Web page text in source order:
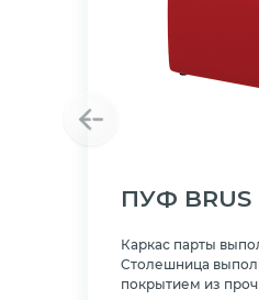
ПУФ BRUS
Каркас парты
Cтолешница
покрытием из